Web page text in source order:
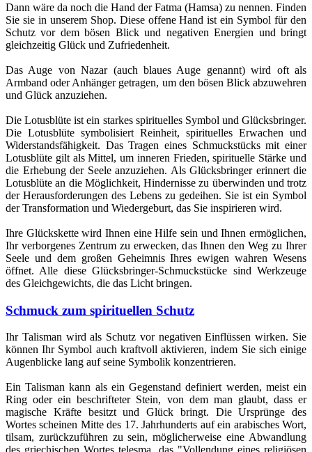
(1 note)
Dann wäre da noch die Hand der Fatma (Hamsa) zu nennen. Finden
Sie sie in unserem Shop. Diese offene Hand ist ein Symbol für den
Schutz vor dem bösen Blick und negativen Energien und bringt
gleichzeitig Glück und Zufriedenheit.
Das Auge von Nazar (auch blaues Auge genannt) wird oft als
Armband oder Anhänger getragen, um den bösen Blick abzuwehren
und Glück anzuziehen.
Die Lotusblüte ist ein starkes spirituelles Symbol und Glücksbringer.
Die Lotusblüte symbolisiert Reinheit, spirituelles Erwachen und
Widerstandsfähigkeit. Das Tragen eines Schmuckstücks mit einer
Lotusblüte gilt als Mittel, um inneren Frieden, spirituelle Stärke und
die Erhebung der Seele anzuziehen. Als Glücksbringer erinnert die
Lotusblüte an die Möglichkeit, Hindernisse zu überwinden und trotz
der Herausforderungen des Lebens zu gedeihen. Sie ist ein Symbol
der Transformation und Wiedergeburt, das Sie inspirieren wird.
Ihre Glückskette wird Ihnen eine Hilfe sein und Ihnen ermöglichen,
Ihr verborgenes Zentrum zu erwecken, das Ihnen den Weg zu Ihrer
Seele und dem großen Geheimnis Ihres ewigen wahren Wesens
öffnet. Alle diese Glücksbringer-Schmuckstücke sind Werkzeuge
des Gleichgewichts, die das Licht bringen.
Schmuck zum spirituellen Schutz
Ihr Talisman wird als Schutz vor negativen Einflüssen wirken. Sie
können Ihr Symbol auch kraftvoll aktivieren, indem Sie sich einige
Augenblicke lang auf seine Symbolik konzentrieren.
Ein Talisman kann als ein Gegenstand definiert werden, meist ein
Ring oder ein beschrifteter Stein, von dem man glaubt, dass er
magische Kräfte besitzt und Glück bringt. Die Ursprünge des
Wortes scheinen Mitte des 17. Jahrhunderts auf ein arabisches Wort,
tilsam, zurückzuführen zu sein, möglicherweise eine Abwandlung